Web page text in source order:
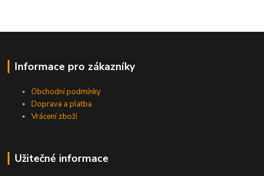
Informace pro zákazníky
Obchodní podmínky
Doprava a platba
Vrácení zboží
Užitečné informace